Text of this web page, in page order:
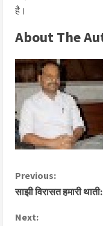
है।
About The
Previous:
साझी विरासत हमारी
Next: